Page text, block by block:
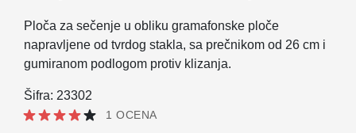
Ploča za sečenje u obliku gramafonske ploče
napravljene od tvrdog stakla, sa prečnikom od 26 cm i
gumiranom podlogom protiv klizanja.
Šifra: 23302
1 OCENA